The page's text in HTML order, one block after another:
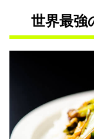
世界最強